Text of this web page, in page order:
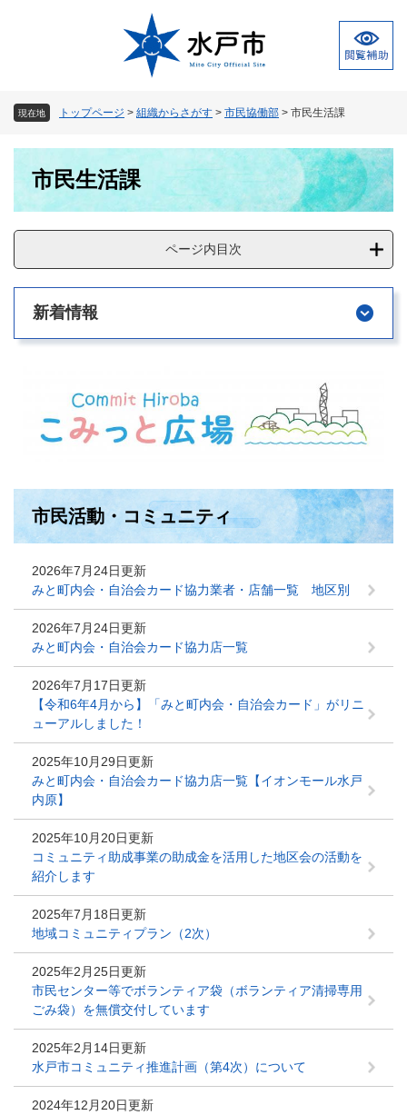
現在地 トップページ > 組織からさがす > 市民協働部 > 市民生活課
市民生活課
ページ内目次
新着情報
市民活動・コミュニティ
2026年7月24日更新
みと町内会・自治会カード協力業者・店舗一覧 地区別
2026年7月24日更新
みと町内会・自治会カード協力店一覧
2026年7月17日更新
【令和6年4月から】「みと町内会・自治会カード」がリニ
ューアルしました！
2025年10月29日更新
みと町内会・自治会カード協力店一覧【イオンモール水戸
内原】
2025年10月20日更新
コミュニティ助成事業の助成金を活用した地区会の活動を
紹介します
2025年7月18日更新
地域コミュニティプラン（2次）
2025年2月25日更新
市民センター等でボランティア袋（ボランティア清掃専用
ごみ袋）を無償交付しています
2025年2月14日更新
水戸市コミュニティ推進計画（第4次）について
2024年12月20日更新